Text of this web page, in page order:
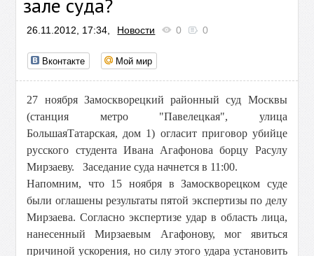
зале суда?
26.11.2012, 17:34, Новости 0 0
Вконтакте Мой мир
27 ноября Замоскворецкий районный суд Москвы
(станция метро "Павелецкая", улица
БольшаяТатарская, дом 1) огласит приговор убийце
русского студента Ивана Агафонова борцу Расулу
Мирзаеву. Заседание суда начнется в 11:00.
Напомним, что 15 ноября в Замоскворецком суде
были оглашены результаты пятой экспертизы по делу
Мирзаева. Согласно экспертизе удар в область лица,
нанесенный Мирзаевым Агафонову, мог явиться
причиной ускорения, но силу этого удара установить